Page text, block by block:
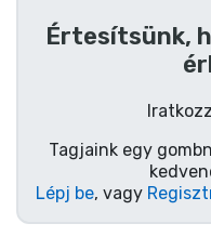
Értesítsünk,
Tagjaink egy
Lépj be, vagy